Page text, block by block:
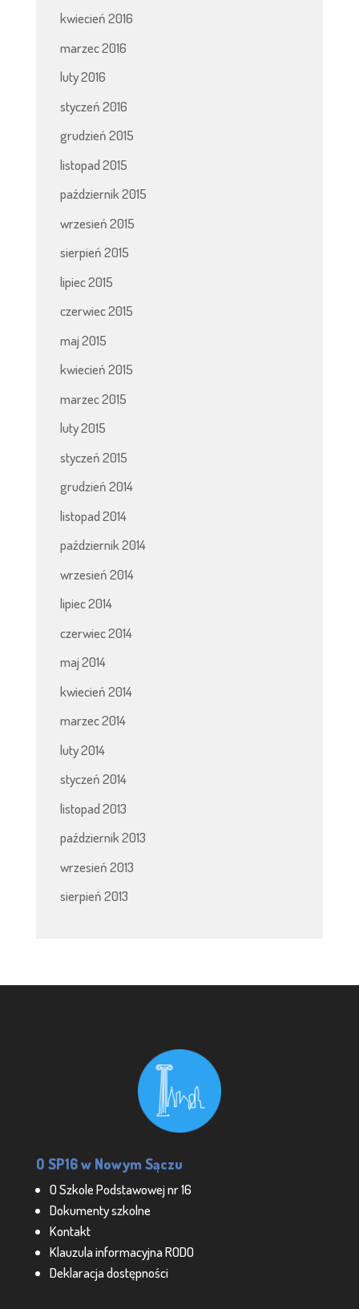
kwiecień 2016
marzec 2016
luty 2016
styczeń 2016
grudzień 2015
listopad 2015
październik 2015
wrzesień 2015
sierpień 2015
lipiec 2015
czerwiec 2015
maj 2015
kwiecień 2015
marzec 2015
luty 2015
styczeń 2015
grudzień 2014
listopad 2014
październik 2014
wrzesień 2014
lipiec 2014
czerwiec 2014
maj 2014
kwiecień 2014
marzec 2014
luty 2014
styczeń 2014
listopad 2013
październik 2013
wrzesień 2013
sierpień 2013
O SP16 w Nowym Sączu
O Szkole Podstawowej nr 16
Dokumenty szkolne
Kontakt
Klauzula informacyjna RODO
Deklaracja dostępności